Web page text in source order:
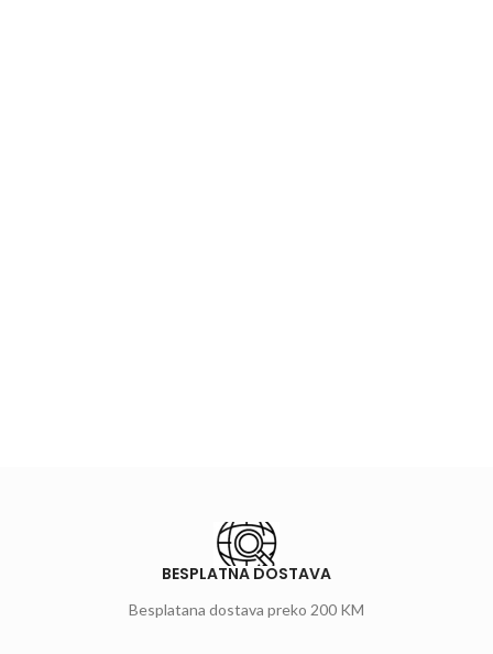
BESPLATNA DOSTAVA
Besplatana dostava preko 200 KM